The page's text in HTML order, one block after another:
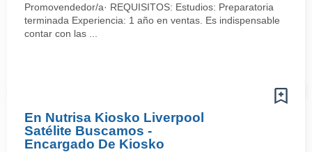
Promovendedor/a· REQUISITOS: Estudios: Preparatoria
terminada Experiencia: 1 año en ventas. Es indispensable
contar con las ...
En Nutrisa Kiosko Liverpool
Satélite Buscamos -
Encargado De Kiosko